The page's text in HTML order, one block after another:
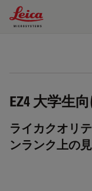
Leica
EZ4 大学生
ライカクオリ
ンランク上の